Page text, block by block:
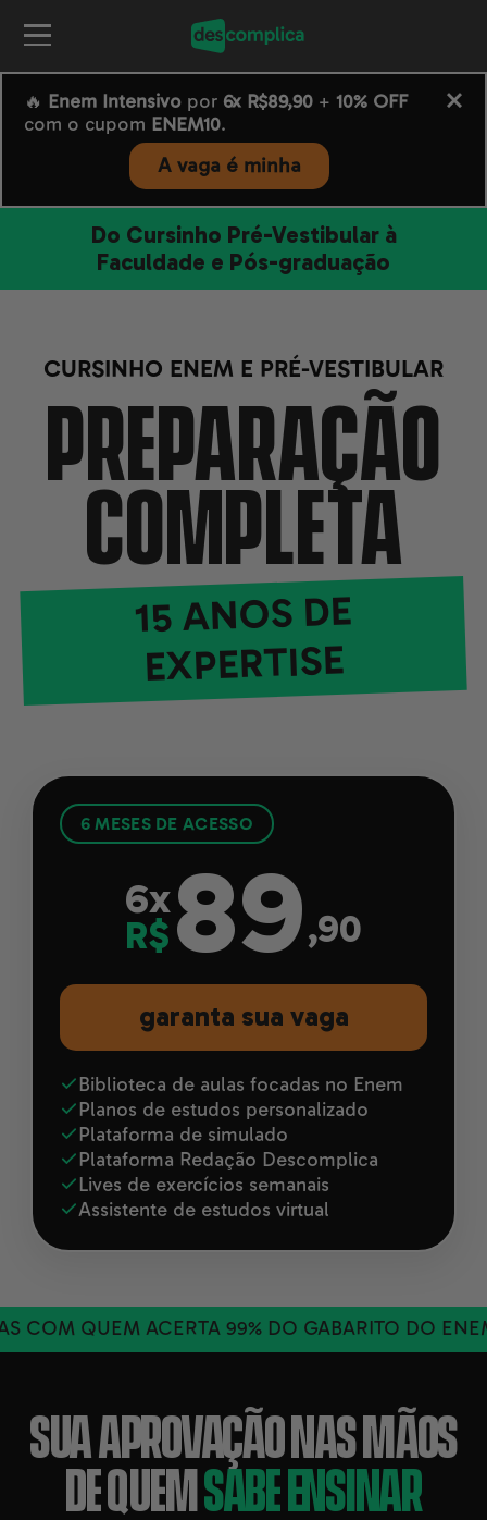
🔥 Enem Intensivopor 6x R$89,90+ 10% OFF
com o cupom ENEM10.
A vaga é minha
Do Cursinho Pré-Vestibular à
Faculdade e Pós-graduação
CURSINHO ENEM E PRÉ-VESTIBULAR
PREPARAÇÃO
COMPLETA
15 ANOS DE
EXPERTISE
6 MESES DE ACESSO
6x
R$89,90
garanta sua vaga
Biblioteca de aulas focadas no Enem
Planos de estudos personalizado
Plataforma de simulado
Plataforma Redação Descomplica
Lives de exercícios semanais
Assistente de estudos virtual
COM QUEM ACERTA 99% DO GABARITO DO ENEM
SUA APROVAÇÃO NAS MÃOS
DE QUEMSABE ENSINAR